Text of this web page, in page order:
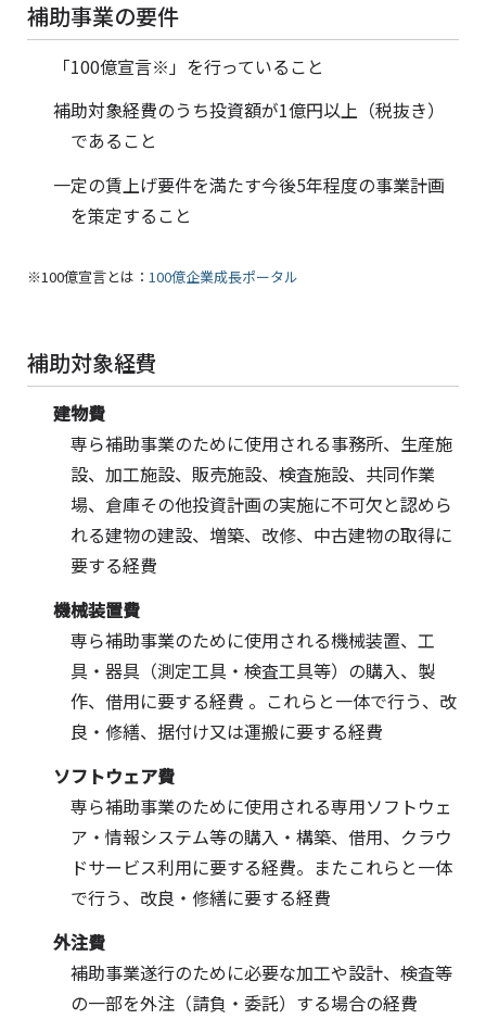
補助事業の要件
「100億宣言※」を行っていること
補助対象経費のうち投資額が1億円以上（税抜き）
であること
一定の賃上げ要件を満たす今後5年程度の事業計画
を策定すること
※100億宣言とは： 100億企業成長ポータル
補助対象経費
建物費
専ら補助事業のために使用される事務所、生産施
設、加工施設、販売施設、検査施設、共同作業
場、倉庫その他投資計画の実施に不可欠と認めら
れる建物の建設、増築、改修、中古建物の取得に
要する経費
機械装置費
専ら補助事業のために使用される機械装置、工
具・器具（測定工具・検査工具等）の購入、製
作、借用に要する経費 。これらと一体で行う、改
良・修繕、据付け又は運搬に要する経費
ソフトウェア費
専ら補助事業のために使用される専用ソフトウェ
ア・情報システム等の購入・構築、借用、クラウ
ドサービス利用に要する経費。またこれらと一体
で行う、改良・修繕に要する経費
外注費
補助事業遂行のために必要な加工や設計、検査等
の一部を外注（請負・委託）する場合の経費